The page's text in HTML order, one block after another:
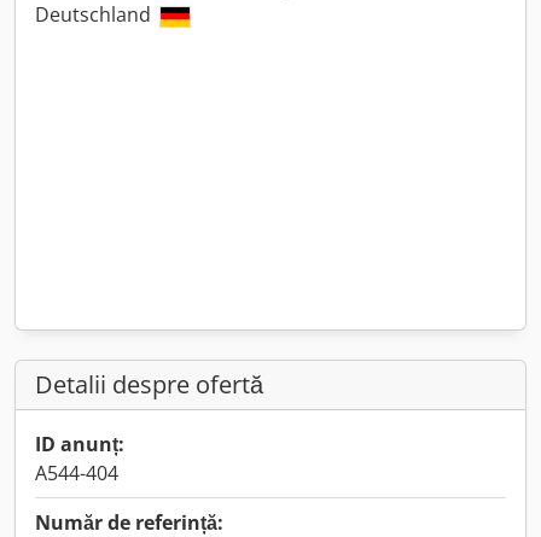
Deutschland
Detalii despre ofertă
ID anunț:
A544-404
Număr de referință: